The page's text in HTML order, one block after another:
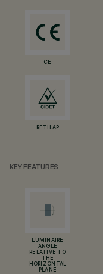
CE
RETILAP
KEY FEATURES
LUMINAIRE
ANGLE
RELATIVE TO
THE
HORIZONTAL
PLANE